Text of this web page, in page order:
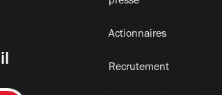
Actionnaires
Recrutement